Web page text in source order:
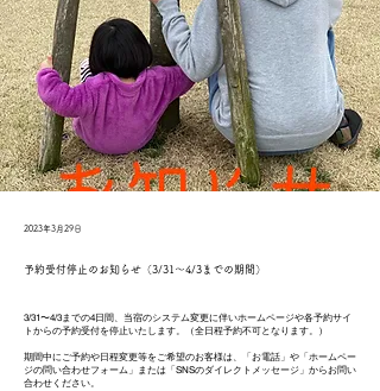
2023年3月29日
予約受付停止のお知らせ（3/31〜4/3までの期間）
3/31〜4/3までの4日間、当宿のシステム変更に伴いホームページや各予約サイ
トからの予約受付を停止いたします。（全日程予約不可となります。）
期間中にご予約や日程変更等をご希望のお客様は、「お電話」や「ホームペー
ジの問い合わせフォーム」または「SNSのダイレクトメッセージ」からお問い
合わせください。